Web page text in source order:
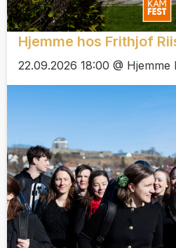
Hjemme hos Frithjof
22.09.2026 18:00 @ Hjemme